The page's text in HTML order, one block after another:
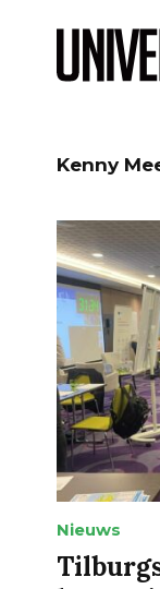
Kenny
Nieuws